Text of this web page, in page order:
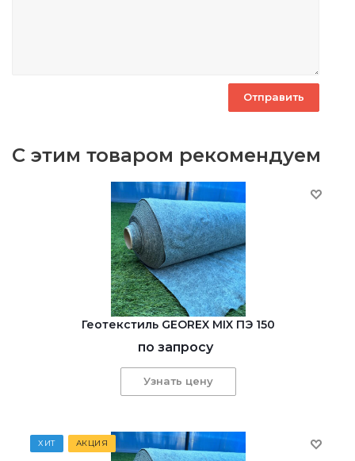
С этим товаром рекомендуем
Геотекстиль GEOREX MIX ПЭ 150
по запросу
Узнать цену
ХИТ АКЦИЯ